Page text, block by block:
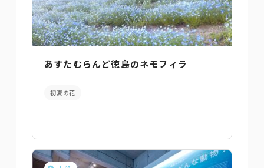
あすたむらんど徳島のネモフィラ
初夏の花